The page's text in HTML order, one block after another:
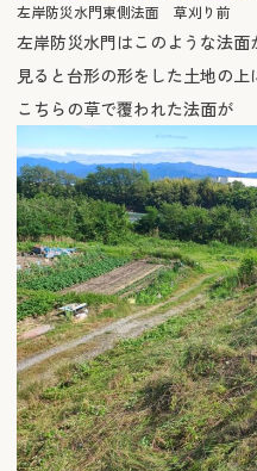
左岸防災水門東側法面 草刈り前
左岸防災水門はこのような法
見ると台形の形をした土地の上
こちらの草で覆われた法面が